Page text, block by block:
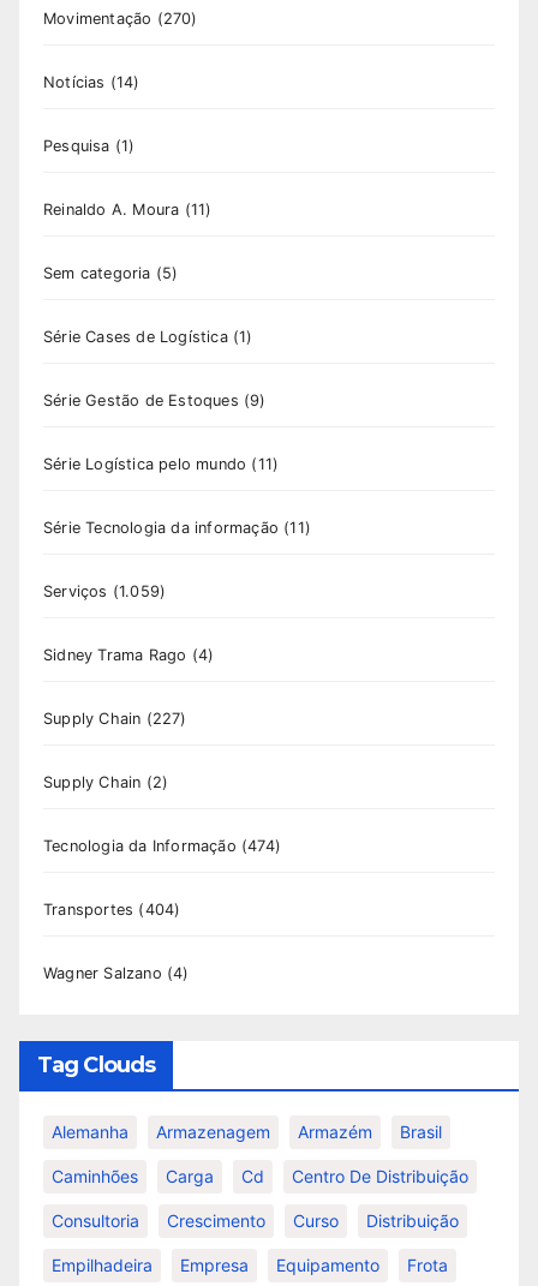
Movimentação (270)
Notícias (14)
Pesquisa (1)
Reinaldo A. Moura (11)
Sem categoria (5)
Série Cases de Logística(1)
Série Gestão de Estoques (9)
Série Logística pelo mundo (11)
Série Tecnologia da informação (11)
Serviços (1.059)
Sidney Trama Rago (4)
Supply Chain (227)
Supply Chain (2)
Tecnologia da Informação (474)
Transportes (404)
Wagner Salzano (4)
Tag Clouds
Alemanha Armazenagem Armazém Brasil
Caminhões Carga Cd Centro De Distribuição
Consultoria Crescimento Curso Distribuição
Empilhadeira Empresa Equipamento Frota